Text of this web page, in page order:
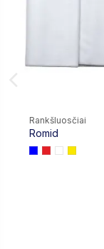
Rankšluosčiai
Romid